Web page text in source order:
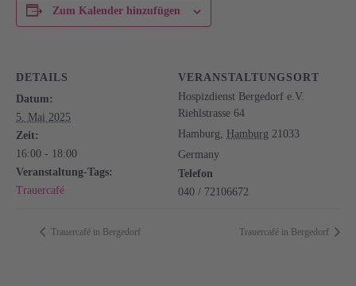
Zum Kalender hinzufügen
DETAILS
Datum:
5. Mai 2025
Zeit:
16:00 - 18:00
Veranstaltung-Tags:
Trauercafé
VERANSTALTUNGSORT
Hospizdienst Bergedorf e.V.
Riehlstrasse 64
Hamburg
Hamburg 21033
Germany
Telefon
040 / 72106672
Trauercafé in Bergedorf Trauercafé in Bergedorf